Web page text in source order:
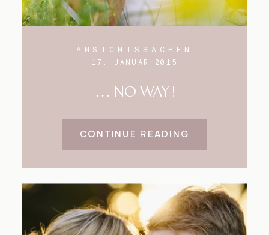
ANSICHTSSACHEN
17. JANUAR 2015
… NO WAY !
CONTINUE READING